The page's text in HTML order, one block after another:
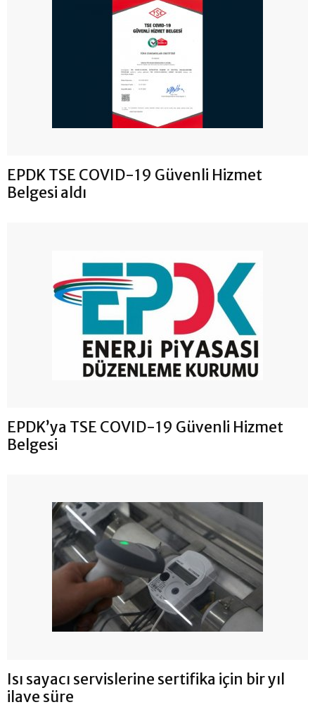
EPDK TSE COVID-19 Güvenli Hizmet
Belgesi aldı
EPDK’ya TSE COVID-19 Güvenli Hizmet
Belgesi
Isı sayacı servislerine sertifika için bir yıl
ilave süre